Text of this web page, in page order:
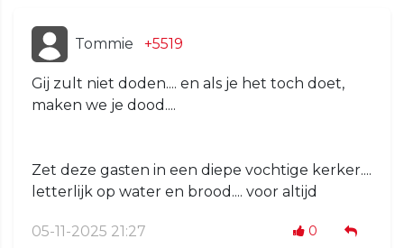
Tommie +5519
Gij zult niet doden.... en als je het toch doet,
maken we je dood....
Zet deze gasten in een diepe vochtige kerker....
letterlijk op water en brood.... voor altijd
05-11-2025 21:27 0